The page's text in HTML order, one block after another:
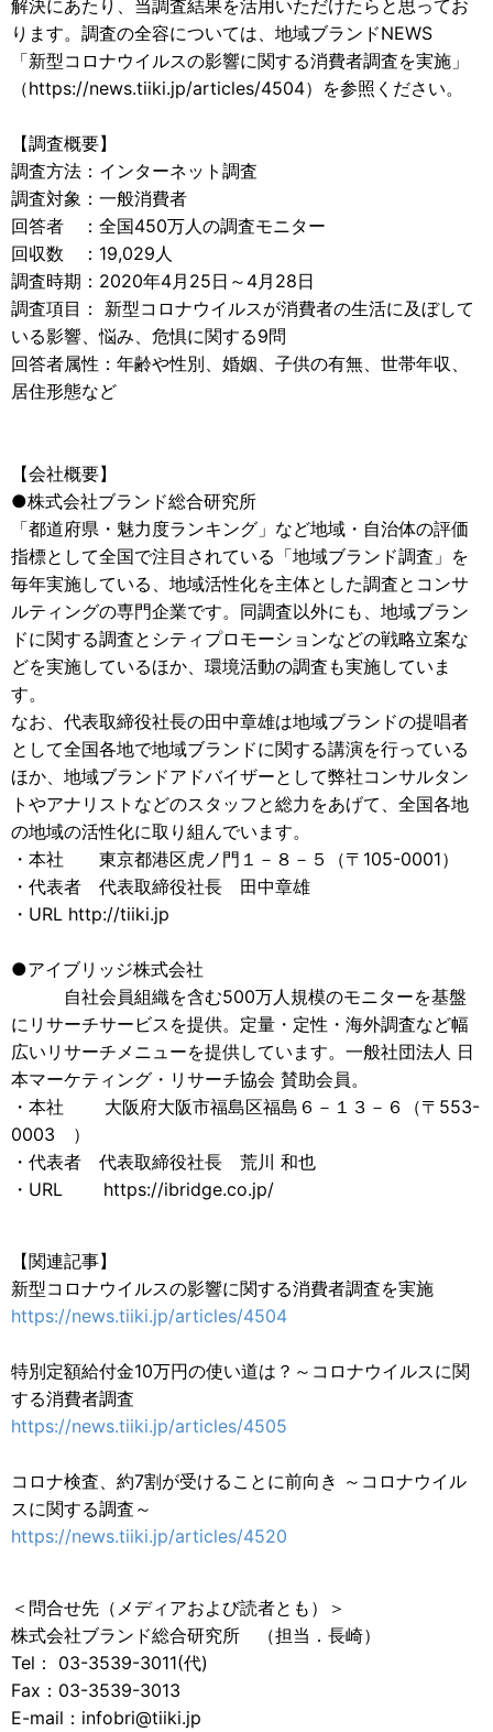
解決にあたり、当調査結果を活用いただけたらと思ってお
ります。調査の全容については、地域ブランドNEWS
「新型コロナウイルスの影響に関する消費者調査を実施」
（https://news.tiiki.jp/articles/4504）を参照ください。
【調査概要】
調査方法：インターネット調査
調査対象：一般消費者
回答者 ：全国450万人の調査モニター
回収数 ：19,029人
調査時期：2020年4月25日～4月28日
調査項目： 新型コロナウイルスが消費者の生活に及ぼして
いる影響、悩み、危惧に関する9問
回答者属性：年齢や性別、婚姻、子供の有無、世帯年収、
居住形態など
【会社概要】
●株式会社ブランド総合研究所
「都道府県・魅力度ランキング」など地域・自治体の評価
指標として全国で注目されている「地域ブランド調査」を
毎年実施している、地域活性化を主体とした調査とコンサ
ルティングの専門企業です。同調査以外にも、地域ブラン
ドに関する調査とシティプロモーションなどの戦略立案な
どを実施しているほか、環境活動の調査も実施していま
す。
なお、代表取締役社長の田中章雄は地域ブランドの提唱者
として全国各地で地域ブランドに関する講演を行っている
ほか、地域ブランドアドバイザーとして弊社コンサルタン
トやアナリストなどのスタッフと総力をあげて、全国各地
の地域の活性化に取り組んでいます。
・本社 東京都港区虎ノ門１－８－５（〒105-0001）
・代表者 代表取締役社長 田中章雄
・URL http://tiiki.jp
●アイブリッジ株式会社
自社会員組織を含む500万人規模のモニターを基盤
にリサーチサービスを提供。定量・定性・海外調査など幅
広いリサーチメニューを提供しています。一般社団法人 日
本マーケティング・リサーチ協会 賛助会員。
・本社 大阪府大阪市福島区福島６－１３－６（〒553-
0003 ）
・代表者 代表取締役社長 荒川 和也
・URL https://ibridge.co.jp/
【関連記事】
新型コロナウイルスの影響に関する消費者調査を実施
https://news.tiiki.jp/articles/4504
特別定額給付金10万円の使い道は？～コロナウイルスに関
する消費者調査
https://news.tiiki.jp/articles/4505
コロナ検査、約7割が受けることに前向き ～コロナウイル
スに関する調査～
https://news.tiiki.jp/articles/4520
＜問合せ先（メディアおよび読者とも）＞
株式会社ブランド総合研究所 （担当．長崎）
Tel： 03-3539-3011(代)
Fax：03-3539-3013
E-mail：infobri@tiiki.jp